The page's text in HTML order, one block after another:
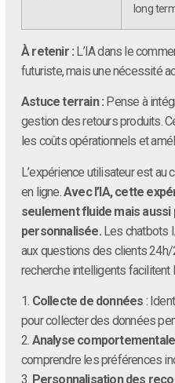
long
À retenir : L’IA dans le
futuriste, mais une nécessité
Astuce terrain : Pense à
gestion des retours produits.
les coûts opérationnels et
L’expérience utilisateur est au
en ligne.Avec l’IA, cette
seulement fluide mais
personnalisée.Les chatbots
aux questions des clients
recherche intelligents facilitent
1. Collecte de données :
pour collecter des données
2. Analyse comportementale
comprendre les préférences
3. Personnalisation des